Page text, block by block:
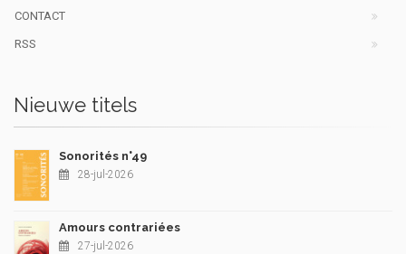
CONTACT
RSS
Nieuwe titels
Sonorités n°49
28-jul-2026
Amours contrariées
27-jul-2026